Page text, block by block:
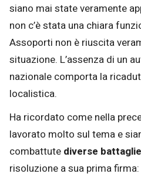
siano mai state veramente
non c’è stata una chiara
Assoporti non è riuscita
situazione. L’assenza di un
nazionale comporta la
localistica.
Ha ricordato come nella
lavorato molto sul tema e
combattute diverse battaglie
risoluzione a sua prima